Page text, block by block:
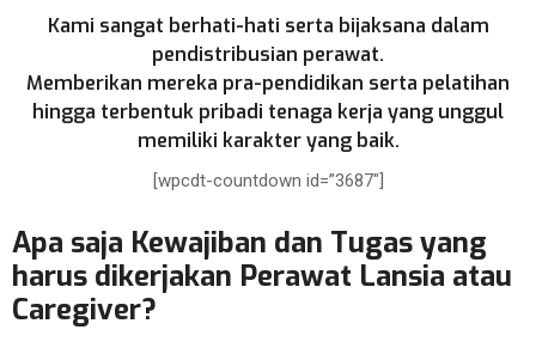
Kami sangat berhati-hati serta bijaksana dalam
pendistribusian perawat.
Memberikan mereka pra-pendidikan serta pelatihan
hingga terbentuk pribadi tenaga kerja yang unggul
memiliki karakter yang baik.
[wpcdt-countdown id=”3687″]
Apa saja Kewajiban dan Tugas yang
harus dikerjakan Perawat Lansia atau
Caregiver?